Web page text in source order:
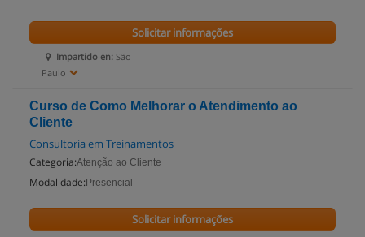
Impartido en: São
Paulo
Solicitar informações
Curso de Como Melhorar o Atendimento ao
Cliente
Consultoria em Treinamentos
Categoria:Atenção ao Cliente
Modalidade: Presencial
Solicitar informações